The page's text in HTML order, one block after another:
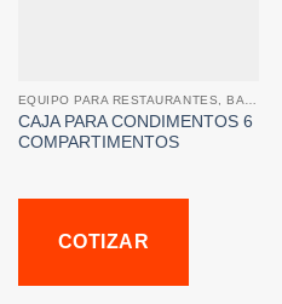
EQUIPO PARA RESTAURANTES, BARES Y CAFETERIAS
CAJA PARA CONDIMENTOS 6
COMPARTIMENTOS
COTIZAR